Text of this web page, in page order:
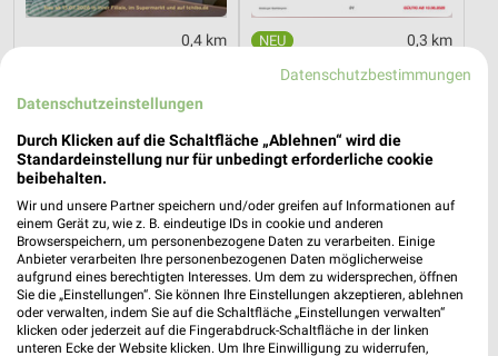
0,4 km 0,3 km
Mehr Spass in der Schule
NKD Tchibo
Datenschutzbestimmungen
Datenschutzeinstellungen
Durch Klicken auf die Schaltfläche „Ablehnen“ wird die
Standardeinstellung nur für unbedingt erforderliche cookie
beibehalten.
Wir und unsere Partner speichern und/oder greifen auf Informationen auf
einem Gerät zu, wie z. B. eindeutige IDs in cookie und anderen
Browserspeichern, um personenbezogene Daten zu verarbeiten. Einige
Anbieter verarbeiten Ihre personenbezogenen Daten möglicherweise
aufgrund eines berechtigten Interesses. Um dem zu widersprechen, öffnen
Sie die „Einstellungen“. Sie können Ihre Einstellungen akzeptieren, ablehnen
oder verwalten, indem Sie auf die Schaltfläche „Einstellungen verwalten“
klicken oder jederzeit auf die Fingerabdruck-Schaltfläche in der linken
unteren Ecke der Website klicken. Um Ihre Einwilligung zu widerrufen,